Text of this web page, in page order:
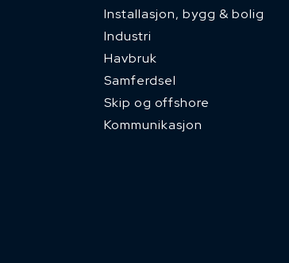
Installasjon, bygg & bolig
Industri
Havbruk
Samferdsel
Skip og offshore
Kommunikasjon